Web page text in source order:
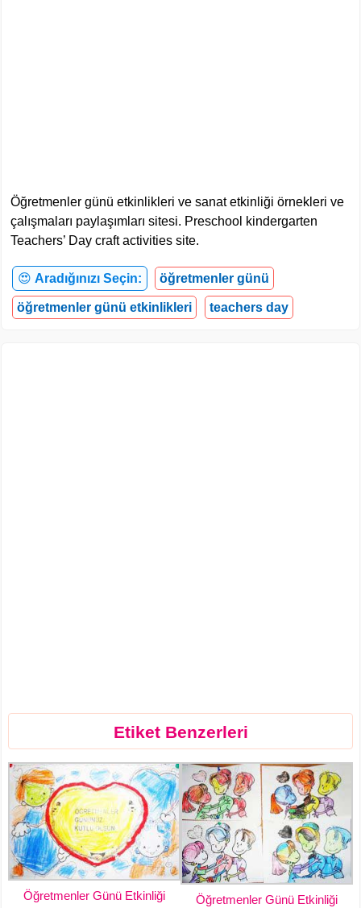
Öğretmenler günü etkinlikleri ve sanat etkinliği örnekleri ve
çalışmaları paylaşımları sitesi. Preschool kindergarten
Teachers’ Day craft activities site.
😍 Aradığınızı Seçin: öğretmenler günü
öğretmenler günü etkinlikleri teachers day
Etiket Benzerleri
Öğretmenler Günü Etkinliği Öğretmenler Günü Etkinliği